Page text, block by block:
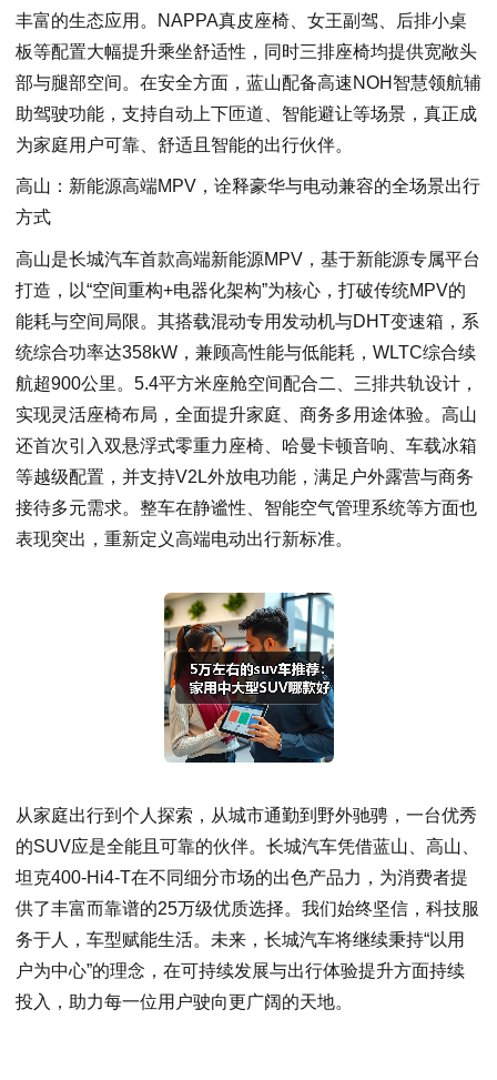
丰富的生态应用。NAPPA真皮座椅、女王副驾、后排小桌
板等配置大幅提升乘坐舒适性，同时三排座椅均提供宽敞头
部与腿部空间。在安全方面，蓝山配备高速NOH智慧领航辅
助驾驶功能，支持自动上下匝道、智能避让等场景，真正成
为家庭用户可靠、舒适且智能的出行伙伴。
高山：新能源高端MPV，诠释豪华与电动兼容的全场景出行
方式
高山是长城汽车首款高端新能源MPV，基于新能源专属平台
打造，以“空间重构+电器化架构”为核心，打破传统MPV的
能耗与空间局限。其搭载混动专用发动机与DHT变速箱，系
统综合功率达358kW，兼顾高性能与低能耗，WLTC综合续
航超900公里。5.4平方米座舱空间配合二、三排共轨设计，
实现灵活座椅布局，全面提升家庭、商务多用途体验。高山
还首次引入双悬浮式零重力座椅、哈曼卡顿音响、车载冰箱
等越级配置，并支持V2L外放电功能，满足户外露营与商务
接待多元需求。整车在静谧性、智能空气管理系统等方面也
表现突出，重新定义高端电动出行新标准。
从家庭出行到个人探索，从城市通勤到野外驰骋，一台优秀
的SUV应是全能且可靠的伙伴。长城汽车凭借蓝山、高山、
坦克400-Hi4-T在不同细分市场的出色产品力，为消费者提
供了丰富而靠谱的25万级优质选择。我们始终坚信，科技服
务于人，车型赋能生活。未来，长城汽车将继续秉持“以用
户为中心”的理念，在可持续发展与出行体验提升方面持续
投入，助力每一位用户驶向更广阔的天地。